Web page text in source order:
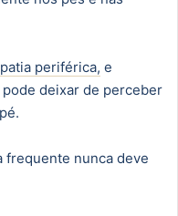
periférica, e
deixar de perceber
frequente nunca deve